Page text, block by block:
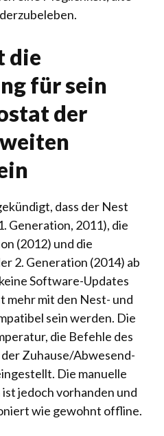
die
für sein
der
dass der Nest
Generation, 2011), die
(2012) und die
2. Generation (2014) ab
Software-Updates
mehr mit den Nest- und
sein werden. Die
die Befehle des
Zuhause/Abwesend-
Die manuelle
jedoch vorhanden und
wie gewohnt offline.